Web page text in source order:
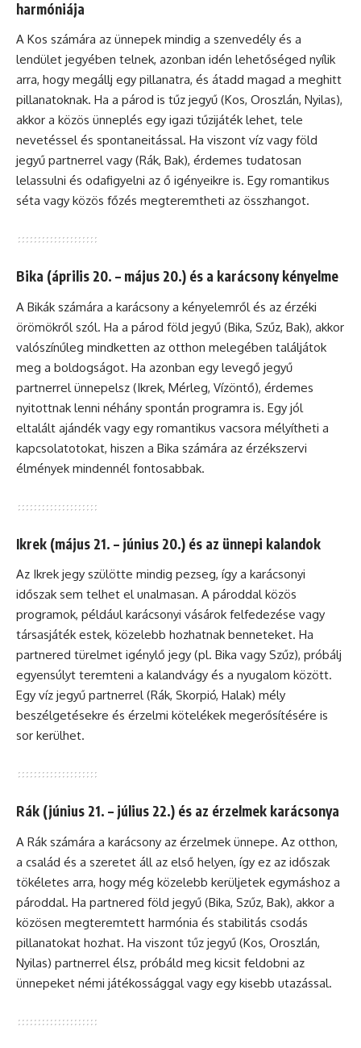
harmóniája
A Kos számára az ünnepek mindig a szenvedély és a
lendület jegyében telnek, azonban idén lehetőséged nyílik
arra, hogy megállj egy pillanatra, és átadd magad a meghitt
pillanatoknak. Ha a párod is tűz jegyű (Kos, Oroszlán, Nyilas),
akkor a közös ünneplés egy igazi tűzijáték lehet, tele
nevetéssel és spontaneitással. Ha viszont víz vagy föld
jegyű partnerrel vagy (Rák, Bak), érdemes tudatosan
lelassulni és odafigyelni az ő igényeikre is. Egy romantikus
séta vagy közös főzés megteremtheti az összhangot.
Bika (április 20. – május 20.) és a karácsony kényelme
A Bikák számára a karácsony a kényelemről és az érzéki
örömökről szól. Ha a párod föld jegyű (Bika, Szűz, Bak), akkor
valószínűleg mindketten az otthon melegében találjátok
meg a boldogságot. Ha azonban egy levegő jegyű
partnerrel ünnepelsz (Ikrek, Mérleg, Vízöntő), érdemes
nyitottnak lenni néhány spontán programra is. Egy jól
eltalált ajándék vagy egy romantikus vacsora mélyítheti a
kapcsolatotokat, hiszen a Bika számára az érzékszervi
élmények mindennél fontosabbak.
Ikrek (május 21. – június 20.) és az ünnepi kalandok
Az Ikrek jegy szülötte mindig pezseg, így a karácsonyi
időszak sem telhet el unalmasan. A pároddal közös
programok, például karácsonyi vásárok felfedezése vagy
társasjáték estek, közelebb hozhatnak benneteket. Ha
partnered türelmet igénylő jegy (pl. Bika vagy Szűz), próbálj
egyensúlyt teremteni a kalandvágy és a nyugalom között.
Egy víz jegyű partnerrel (Rák, Skorpió, Halak) mély
beszélgetésekre és érzelmi kötelékek megerősítésére is
sor kerülhet.
Rák (június 21. – július 22.) és az érzelmek karácsonya
A Rák számára a karácsony az érzelmek ünnepe. Az otthon,
a család és a szeretet áll az első helyen, így ez az időszak
tökéletes arra, hogy még közelebb kerüljetek egymáshoz a
pároddal. Ha partnered föld jegyű (Bika, Szűz, Bak), akkor a
közösen megteremtett harmónia és stabilitás csodás
pillanatokat hozhat. Ha viszont tűz jegyű (Kos, Oroszlán,
Nyilas) partnerrel élsz, próbáld meg kicsit feldobni az
ünnepeket némi játékossággal vagy egy kisebb utazással.